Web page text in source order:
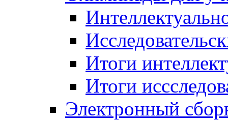
Итоги
Итоги
Электронный